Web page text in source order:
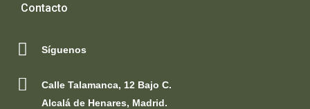
Contacto
Síguenos
Calle Talamanca, 12 Bajo C.
Alcalá de Henares, Madrid.